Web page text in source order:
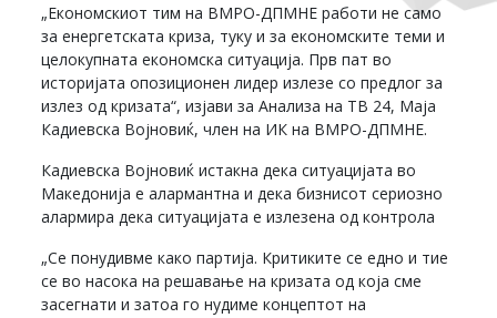
„Економскиот тим на ВМРО-ДПМНЕ работи не само
за енергетската криза, туку и за економските теми и
целокупната економска ситуација. Прв пат во
историјата опозиционен лидер излезе со предлог за
излез од кризата“, изјави за Анализа на ТВ 24, Маја
Кадиевска Војновиќ, член на ИК на ВМРО-ДПМНЕ.
Кадиевска Војновиќ истакна дека ситуацијата во
Македонија е алармантна и дека бизнисот сериозно
алармира дека ситуацијата е излезена од контрола
„Се понудивме како партија. Критиките се едно и тие
се во насока на решавање на кризата од која сме
засегнати и затоа го нудиме концептот на